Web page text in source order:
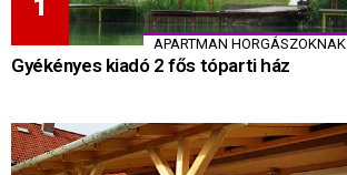
APARTMAN HORGÁSZOKNAK
Gyékényes kiadó 2 fős tóparti ház